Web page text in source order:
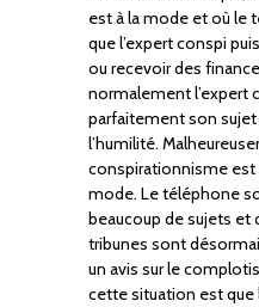
est à la mode et où le
que l’expert conspi
ou recevoir des
normalement l’expert
parfaitement son
l’humilité.
conspirationnisme est
mode. Le téléphone
beaucoup de sujets
tribunes sont
un avis sur le
cette situation est que